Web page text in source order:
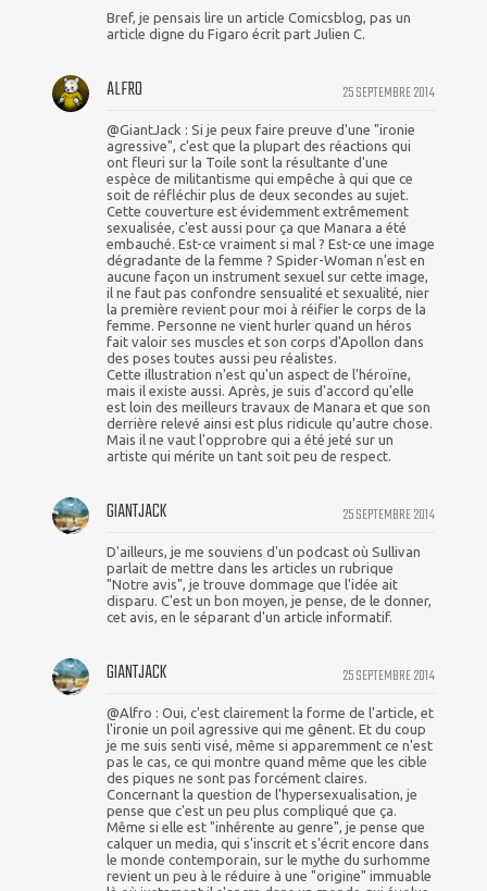
Bref, je pensais lire un article Comicsblog, pas un
article digne du Figaro écrit part Julien C.
25 SEPTEMBRE 2014
ALFRO
@GiantJack : Si je peux faire preuve d'une "ironie
agressive", c'est que la plupart des réactions qui
ont fleuri sur la Toile sont la résultante d'une
espèce de militantisme qui empêche à qui que ce
soit de réfléchir plus de deux secondes au sujet.
Cette couverture est évidemment extrêmement
sexualisée, c'est aussi pour ça que Manara a été
embauché. Est-ce vraiment si mal ? Est-ce une image
dégradante de la femme ? Spider-Woman n'est en
aucune façon un instrument sexuel sur cette image,
il ne faut pas confondre sensualité et sexualité, nier
la première revient pour moi à réifier le corps de la
femme. Personne ne vient hurler quand un héros
fait valoir ses muscles et son corps d'Apollon dans
des poses toutes aussi peu réalistes.
Cette illustration n'est qu'un aspect de l'héroïne,
mais il existe aussi. Après, je suis d'accord qu'elle
est loin des meilleurs travaux de Manara et que son
derrière relevé ainsi est plus ridicule qu'autre chose.
Mais il ne vaut l'opprobre qui a été jeté sur un
artiste qui mérite un tant soit peu de respect.
25 SEPTEMBRE 2014
GIANTJACK
D'ailleurs, je me souviens d'un podcast où Sullivan
parlait de mettre dans les articles un rubrique
"Notre avis", je trouve dommage que l'idée ait
disparu. C'est un bon moyen, je pense, de le donner,
cet avis, en le séparant d'un article informatif.
25 SEPTEMBRE 2014
GIANTJACK
@Alfro : Oui, c'est clairement la forme de l'article, et
l'ironie un poil agressive qui me gênent. Et du coup
je me suis senti visé, même si apparemment ce n'est
pas le cas, ce qui montre quand même que les cible
des piques ne sont pas forcément claires.
Concernant la question de l'hypersexualisation, je
pense que c'est un peu plus compliqué que ça.
Même si elle est "inhérente au genre", je pense que
calquer un media, qui s'inscrit et s'écrit encore dans
le monde contemporain, sur le mythe du surhomme
revient un peu à le réduire à une "origine" immuable